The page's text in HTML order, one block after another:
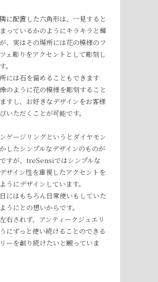
に配置した六角形は、一見すると
っているかのようにキラキラと輝
、実はその場所には花の模様のフ
ェ彫りをアクセントとして彫刻し
。
には石を留めることもできます
のように花の模様を彫刻すること
すし、お好きなデザインをお客様
いただくことが可能です。
ゲージリングというとダイヤモン
したシンプルなデザインのものが
すが、treSensiではシンプルな
ザイン性を重視したアクセントを
うにデザインしています。
にはもちろん日常使いもしていた
うにとの想いからです。
右されず、アンティークジュエリ
にずっと使い続けることのできる
ーを創り続けたいと願っていま